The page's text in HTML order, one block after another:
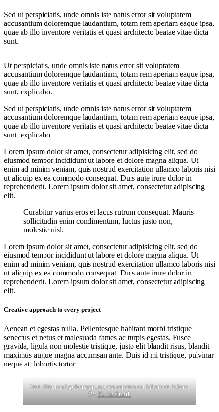
Sed ut perspiciatis, unde omnis iste natus error sit voluptatem
accusantium doloremque laudantium, totam rem aperiam eaque ipsa,
quae ab illo inventore veritatis et quasi architecto beatae vitae dicta
sunt.
Ut perspiciatis, unde omnis iste natus error sit voluptatem
accusantium doloremque laudantium, totam rem aperiam eaque ipsa,
quae ab illo inventore veritatis et quasi architecto beatae vitae dicta
sunt, explicabo.
Sed ut perspiciatis, unde omnis iste natus error sit voluptatem
accusantium doloremque laudantium, totam rem aperiam eaque ipsa,
quae ab illo inventore veritatis et quasi architecto beatae vitae dicta
sunt, explicabo.
Lorem ipsum dolor sit amet, consectetur adipisicing elit, sed do
eiusmod tempor incididunt ut labore et dolore magna aliqua. Ut
enim ad minim veniam, quis nostrud exercitation ullamco laboris nisi
ut aliquip ex ea commodo consequat. Duis aute irure dolor in
reprehenderit. Lorem ipsum dolor sit amet, consectetur adipiscing
elit.
Curabitur varius eros et lacus rutrum consequat. Mauris
sollicitudin enim condimentum, luctus justo non,
molestie nisl.
Lorem ipsum dolor sit amet, consectetur adipisicing elit, sed do
eiusmod tempor incididunt ut labore et dolore magna aliqua. Ut
enim ad minim veniam, quis nostrud exercitation ullamco laboris nisi
ut aliquip ex ea commodo consequat. Duis aute irure dolor in
reprehenderit. Lorem ipsum dolor sit amet, consectetur adipiscing
elit.
Creative approach to every project
Aenean et egestas nulla. Pellentesque habitant morbi tristique
senectus et netus et malesuada fames ac turpis egestas. Fusce
gravida, ligula non molestie tristique, justo elit blandit risus, blandit
maximus augue magna accumsan ante. Duis id mi tristique, pulvinar
neque at, lobortis tortor.
Stet clita kasd gubergren, no sea sanctus est labore et dolore.
ByKevin Smith